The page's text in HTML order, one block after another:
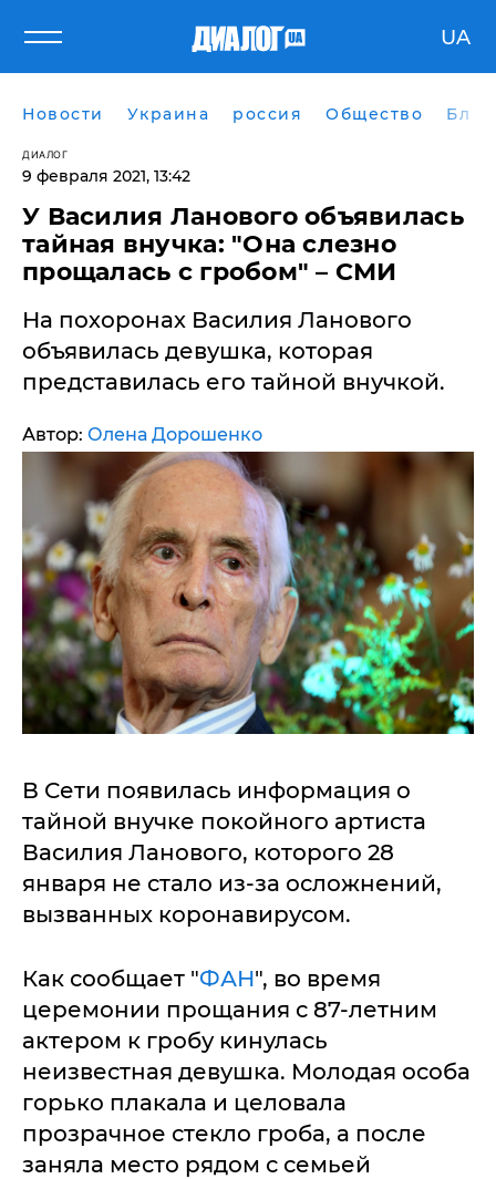
UA
Новости Украина россия Общество
ДИАЛОГ
9 февраля 2021, 13:42
У Василия Ланового объявилась
тайная внучка: "Она слезно
прощалась с гробом" – СМИ
На похоронах Василия Ланового
объявилась девушка, которая
представилась его тайной внучкой.
Автор: Олена Дорошенко
В Сети появилась информация о
тайной внучке покойного артиста
Василия Ланового, которого 28
января не стало из-за осложнений,
вызванных коронавирусом.
Как сообщает "ФАН", во время
церемонии прощания с 87-летним
актером к гробу кинулась
неизвестная девушка. Молодая особа
горько плакала и целовала
прозрачное стекло гроба, а после
заняла место рядом с семьей